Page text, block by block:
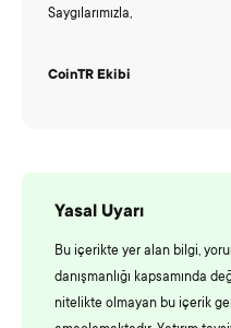
Saygılarımızla,
CoinTR Ekibi
Yasal Uyarı
Bu içerikte yer alan bilgi,
danışmanlığı kapsamında
nitelikte olmayan bu içerik